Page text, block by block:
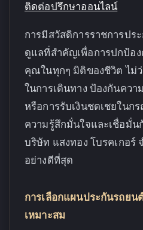
ติดต่อปรึกษาออนไลน์
การมีสวัสดิการราชการปร
ดูแลที่สำคัญเพื่อการปกป้อ
คุณในทุกๆ มิติของชีวิต ไม่
ในการเดินทาง ป้องกันควา
หรือการรับเงินชดเชยในก
ความรู้สึกมั่นใจและเชื่อมั่
บริษัท แสงทอง โบรคเกอร์
อย่างดีที่สุด
การเลือกแผนประกันรถยน
เหมาะสม